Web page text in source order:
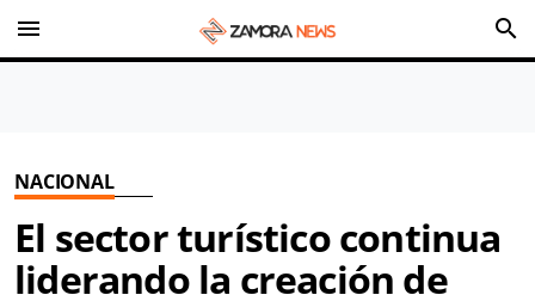
menu search
NACIONAL
El sector turístico continua
liderando la creación de